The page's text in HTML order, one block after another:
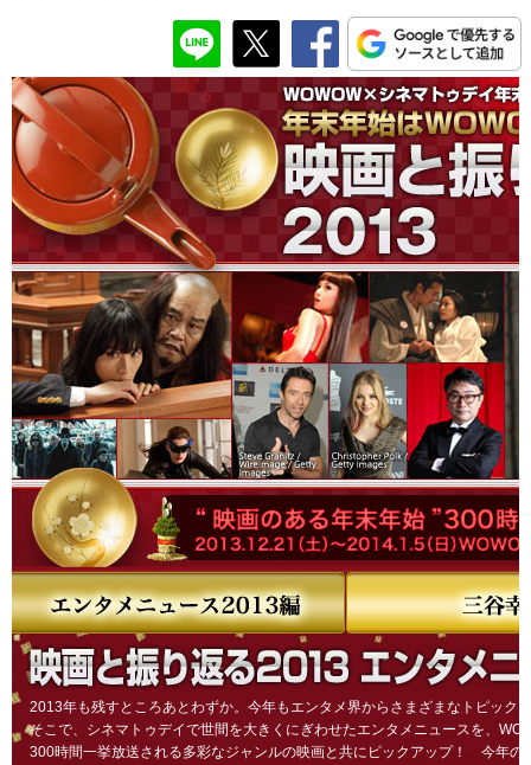
2013年も残すところあとわずか。今年もエンタメ界からさまざまなトピック
そこで、シネマトゥデイで世間を大きくにぎわせたエンタメニュースを、
300時間一挙放送される多彩なジャンルの映画と共にピックアップ！ 今年の